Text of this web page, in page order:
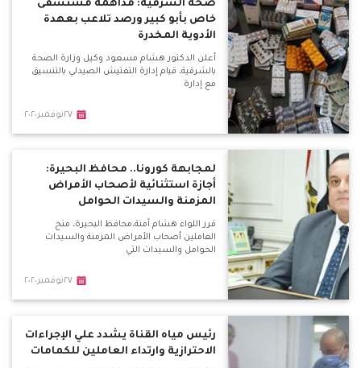
صحة الشرقية: مداهمة مستشفى
خاص بأبو كبير ورصد تلاعب بعهدة
الأدوية المخدرة
أعلن الدكتور هشام مسعود وكيل وزارة الصحة
بالشرقية، قيام إدارة التفتيش الصيدلي بالتنسيق
مع إدارة
٢٧نوفمبر٢٠٢٠
لمجابهة كورونا.. محافظ البحيرة:
أجازة استثنائية لأصحاب الأمراض
المزمنة والسيدات الحوامل
قرر اللواء هشام آمنة،محافظ البحيرة، منح
العاملين أصحاب الأمراض المزمنة والسيدات
الحوامل والسيدات التي
٢٧نوفمبر٢٠٢٠
رئيس مياه القناة يشدد علي الإجراءات
الاحترازية وارتداء العاملين للكمامات